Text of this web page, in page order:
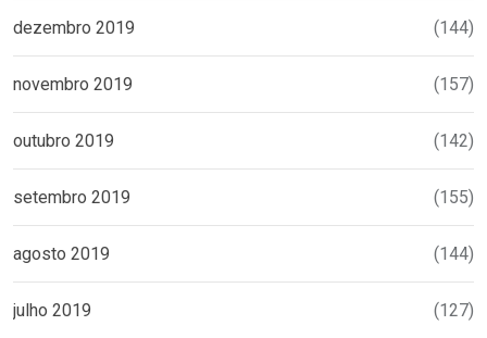
dezembro 2019 (144)
novembro 2019 (157)
outubro 2019 (142)
setembro 2019 (155)
agosto 2019 (144)
julho 2019 (127)